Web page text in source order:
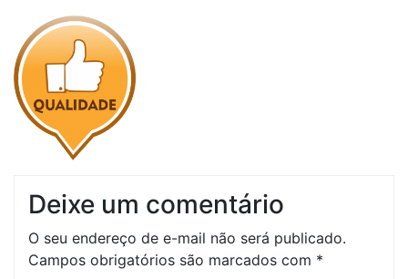
Deixe um comentário
O seu endereço de e-mail não será publicado.
Campos obrigatórios são marcados com *